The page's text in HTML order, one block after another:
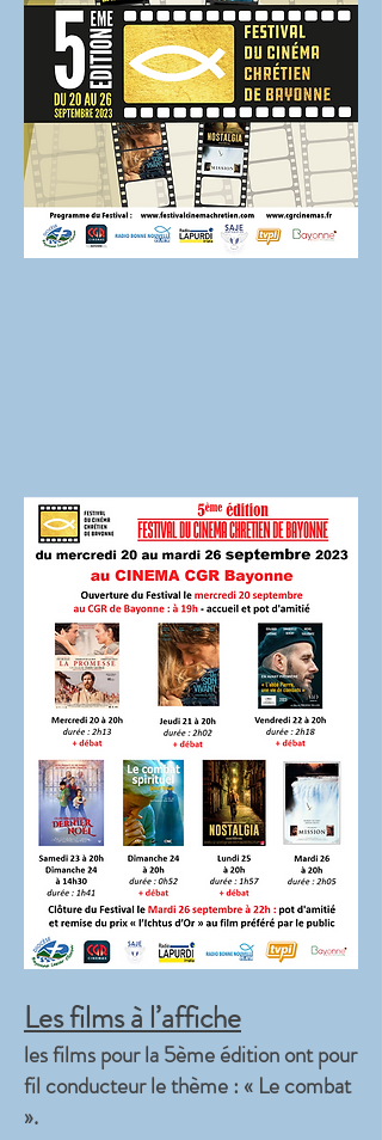
Les films à l’affiche
les films pour la 5ème édition ont pour
fil conducteur le thème : « Le combat
».